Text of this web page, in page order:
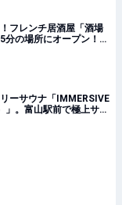
フレンチ居酒屋「酒場
の場所にオープン！
ーサウナ「IMMERSIVE
。富山駅前で極上サウ
、金沢。